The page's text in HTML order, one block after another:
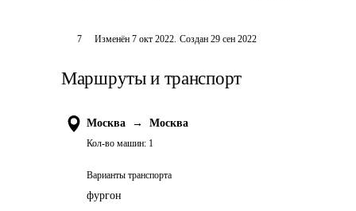
7 Изменён 7 окт 2022. Создан 29 сен 2022
Маршруты и транспорт
Москва → Москва
Кол-во машин: 1
Варианты транспорта
фургон